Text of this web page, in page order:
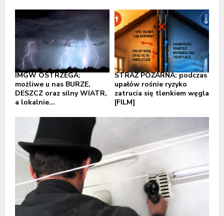
IMGW OSTRZEGA:
możliwe u nas BURZE,
DESZCZ oraz silny WIATR,
a lokalnie...
STRAŻ POŻARNA: podczas
upałów rośnie ryzyko
zatrucia się tlenkiem węgla
[FILM]